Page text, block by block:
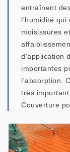
entraînent
l'humidité qui
moisissures
d'application
importantes
l'absorption.
très
Couverture